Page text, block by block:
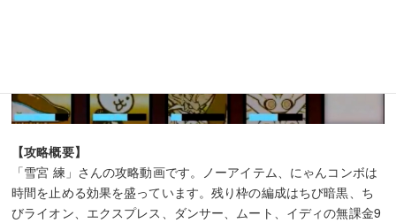
【攻略概要】
「雪宮 練」さんの攻略動画です。ノーアイテム、にゃんコンボは
時間を止める効果を盛っています。残り枠の編成はちび暗黒、ち
びライオン、エクスプレス、ダンサー、ムート、イディの無課金9